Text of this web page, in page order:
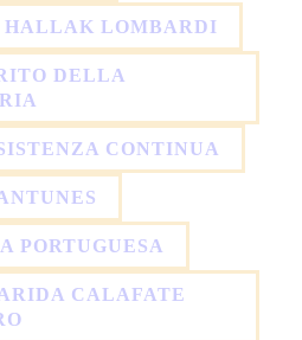
LOMBARDI
DELLA
CONTINUA
PORTUGUESA
CALAFATE